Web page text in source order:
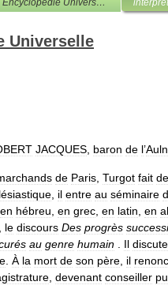
Encyclopédie Universelle
Universelle
JACQUES baron de l’
de Paris Turgot fait
il entre au séminaire
en hébreu en grec en latin en
le discours Des progrès
au genre humain Il discute
À la mort de son père il
devenant conseiller